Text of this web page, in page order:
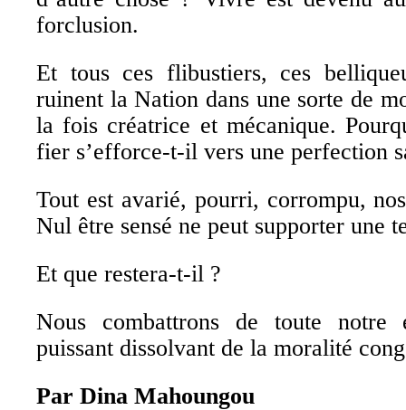
forclusion.
Et tous ces flibustiers, ces
ruinent la Nation dans une sorte de
la fois créatrice et mécanique.
fier s’efforce-t-il vers une perfection
Tout est avarié, pourri, corrompu,
Nul être sensé ne peut supporter une
Et que restera-t-il ?
Nous combattrons de toute notre
puissant dissolvant de la moralité
Par Dina Mahoungou